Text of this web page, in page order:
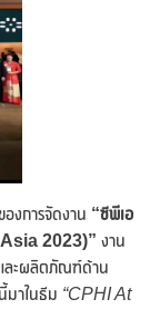
งการจัดงาน “ซีพีเอ
2023)” งาน
ละผลิตภัณฑ์ด้าน
มาในธีม “CPHI At